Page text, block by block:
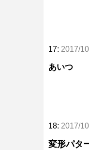
17: 2017/
あいつ
18: 2017/
変形パタ